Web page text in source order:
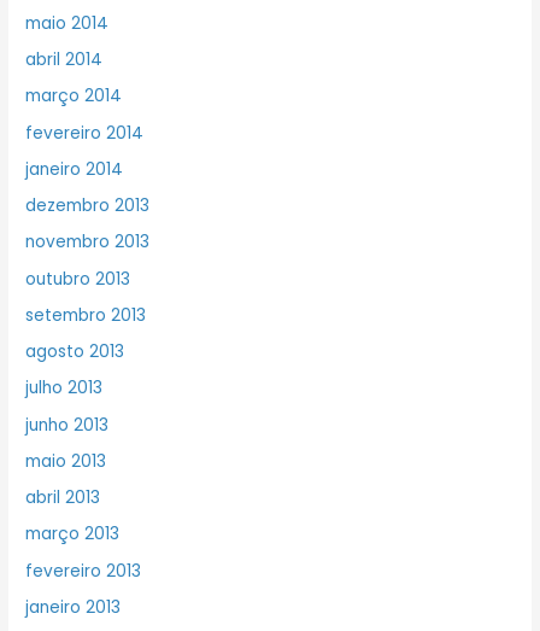
maio 2014
abril 2014
março 2014
fevereiro 2014
janeiro 2014
dezembro 2013
novembro 2013
outubro 2013
setembro 2013
agosto 2013
julho 2013
junho 2013
maio 2013
abril 2013
março 2013
fevereiro 2013
janeiro 2013